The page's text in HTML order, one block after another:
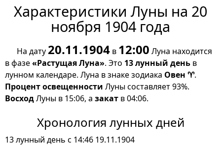
Характеристики Луны на 20
ноября 1904 года
На дату 20.11.1904 в 12:00 Луна находится
в фазе«Растущая Луна». Это 13 лунный день в
лунном календаре. Луна в знаке зодиака Овен ♈.
Процент освещенности Луны составляет 93%.
ВосходЛуны в 15:06, а закат в 04:06.
Хронология лунных дней
13 лунный день с 14:46 19.11.1904